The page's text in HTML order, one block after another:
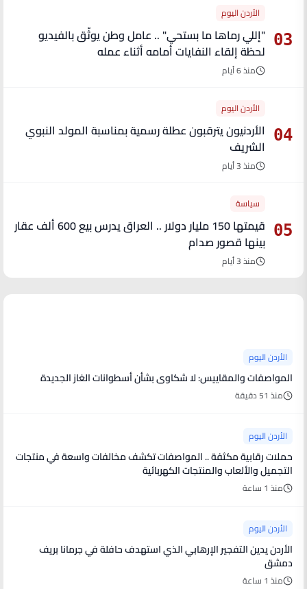
03
الأردن اليوم
"إللي رماها ما بستحي" .. عامل وطن يوثّق بالفيديو
لحظة إلقاء النفايات أمامه أثناء عمله
منذ 6 أيام
04
الأردن اليوم
الأردنيون يترقبون عطلة رسمية بمناسبة المولد النبوي
الشريف
منذ 3 أيام
05
سياسة
قيمتها 150 مليار دولار .. العراق يدرس بيع 600 ألف عقار
بينها قصور صدام
منذ 3 أيام
الأردن اليوم
المواصفات والمقاييس: لا شكاوى بشأن أسطوانات الغاز الجديدة
منذ 51 دقيقة
الأردن اليوم
حملات رقابية مكثفة .. المواصفات تكشف مخالفات واسعة في منتجات
التجميل والألعاب والمنتجات الكهربائية
منذ 1 ساعة
الأردن اليوم
الأردن يدين التفجير الإرهابي الذي استهدف حافلة في جرمانا بريف
دمشق
منذ 1 ساعة